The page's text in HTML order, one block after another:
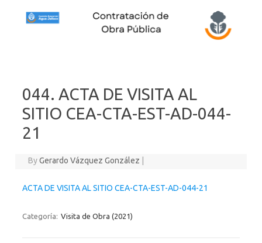
044. ACTA DE VISITA AL
SITIO CEA-CTA-EST-AD-044-
21
ByGerardo Vázquez González
ACTA DE VISITA AL SITIO CEA-CTA-EST-AD-044-21
Categoría: Visita de Obra (2021)